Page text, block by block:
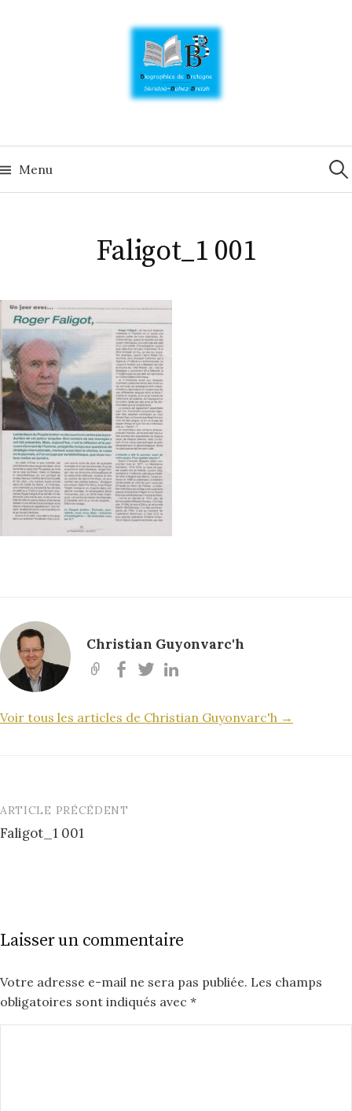
Menu
Faligot_1 001
Christian Guyonvarc'h
Voir tous les articles de Christian Guyonvarc'h →
Post
navigation
ARTICLE PRÉCÉDENT
Faligot_1 001
Laisser un commentaire
Votre adresse e-mail ne sera pas publiée. Les champs
obligatoires sont indiqués avec *